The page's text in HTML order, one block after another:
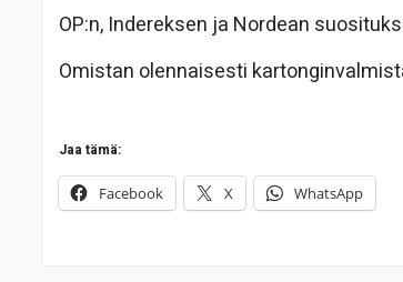
OP:n, Indereksen ja Nordean
Omistan olennaisesti
Jaa tämä:
Facebook X WhatsApp